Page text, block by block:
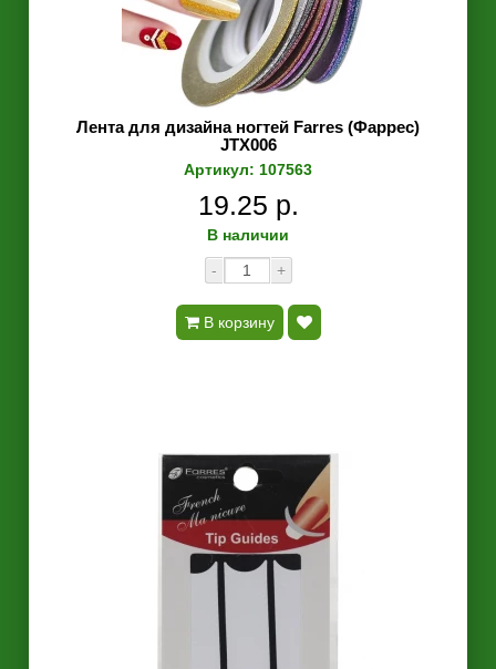
Лента для дизайна ногтей Farres (Фаррес)
JTX006
Артикул: 107563
19.25 р.
В наличии
-
+
В корзину